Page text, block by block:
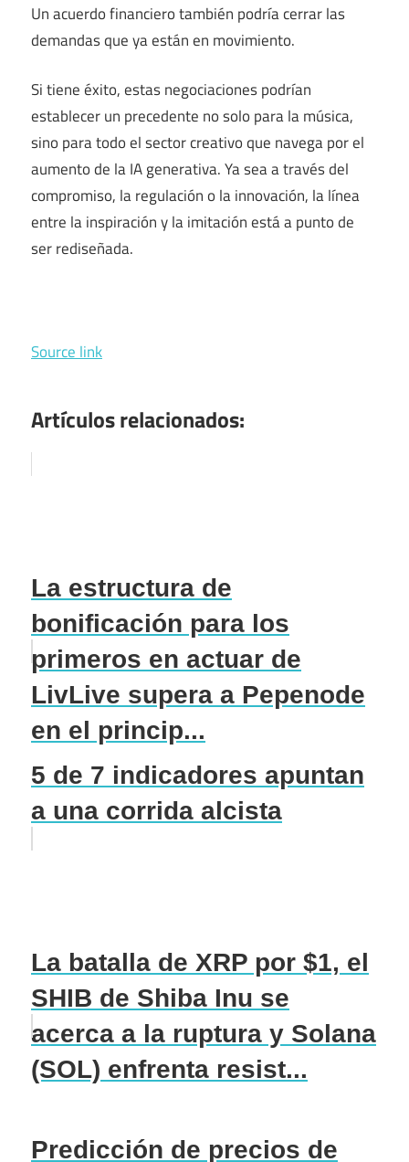
Un acuerdo financiero también podría cerrar las
demandas que ya están en movimiento.
Si tiene éxito, estas negociaciones podrían
establecer un precedente no solo para la música,
sino para todo el sector creativo que navega por el
aumento de la IA generativa. Ya sea a través del
compromiso, la regulación o la innovación, la línea
entre la inspiración y la imitación está a punto de
ser rediseñada.
Source link
Artículos relacionados:
La estructura de
bonificación para los
primeros en actuar de
LivLive supera a Pepenode
en el princip...
5 de 7 indicadores apuntan
a una corrida alcista
La batalla de XRP por $1, el
SHIB de Shiba Inu se
acerca a la ruptura y Solana
(SOL) enfrenta resist...
Predicción de precios de